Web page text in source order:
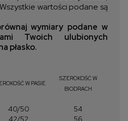
wartości podane są
wymiary podane w
Twoich ulubionych
płasko.
W PASIE
SZEROKOŚĆ W
BIODRACH
40/50
54
42/52 56